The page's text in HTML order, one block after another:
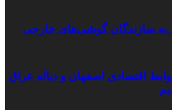
به سازندگان گوشی‌های خارجی
اقتصادی اصفهان و دیاله عراق